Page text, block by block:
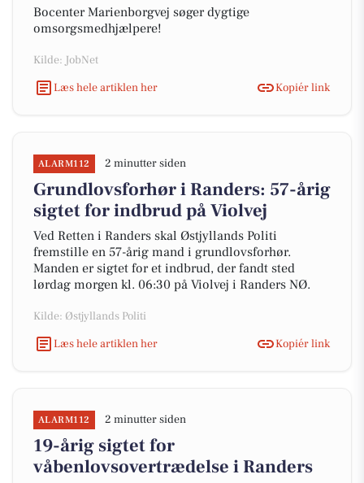
Bocenter Marienborgvej søger dygtige
omsorgsmedhjælpere!
Kilde: JobNet
Læs hele artiklen her
Kopiér link
ALARM112 2 minutter siden
Grundlovsforhør i Randers: 57-årig
sigtet for indbrud på Violvej
Ved Retten i Randers skal Østjyllands Politi
fremstille en 57-årig mand i grundlovsforhør.
Manden er sigtet for et indbrud, der fandt sted
lørdag morgen kl. 06:30 på Violvej i Randers NØ.
Kilde: Østjyllands Politi
Læs hele artiklen her
Kopiér link
ALARM112 2 minutter siden
19-årig sigtet for
våbenlovsovertrædelse i Randers